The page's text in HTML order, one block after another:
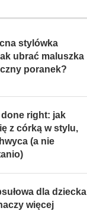
stylówka
ubrać maluszka
poranek?
right: jak
z córką w stylu,
(a nie
dla dziecka
więcej